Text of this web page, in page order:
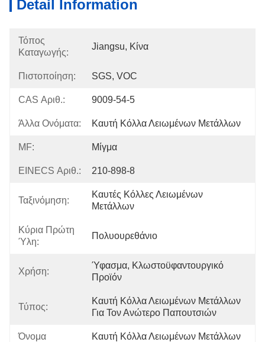
Detail Information
Τόπος
Καταγωγής:
Jiangsu, Κίνα
Πιστοποίηση: SGS, VOC
CAS Αριθ.: 9009-54-5
Άλλα Ονόματα: Καυτή Κόλλα Λειωμένων Μετάλλων
MF: Μίγμα
EINECS Αριθ.: 210-898-8
Ταξινόμηση:
Καυτές Κόλλες Λειωμένων
Μετάλλων
Κύρια Πρώτη
Ύλη:
Πολυουρεθάνιο
Χρήση:
Ύφασμα, Κλωστοϋφαντουργικό
Προϊόν
Τύπος:
Καυτή Κόλλα Λειωμένων Μετάλλων
Για Τον Ανώτερο Παπουτσιών
Όνομα
Καυτή Κόλλα Λειωμένων Μετάλλων